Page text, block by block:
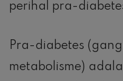
perihal pra-
Pra-diabetes
metabolisme)